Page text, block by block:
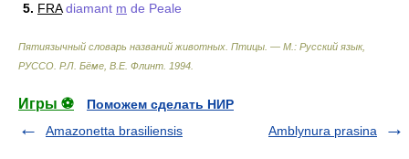
5. FRA diamant m de Peale
Пятиязычный словарь названий животных. Птицы. — М.: Русский язык,
РУССО Р.Л. Бёме, В.Е. Флинт 1994
Игры ⚽
Поможем сделать НИР
Amazonetta brasiliensis
Amblynura prasina